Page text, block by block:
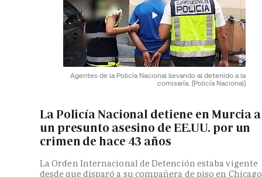
Agentes de la Policía Nacional llevando al detenido a la
comisaría. (Policía Nacional)
La Policía Nacional detiene en Murcia a
un presunto asesino de EE.UU. por un
crimen de hace 43 años
La Orden Internacional de Detención estaba vigente
desde que disparó a su compañera de piso en Chicago